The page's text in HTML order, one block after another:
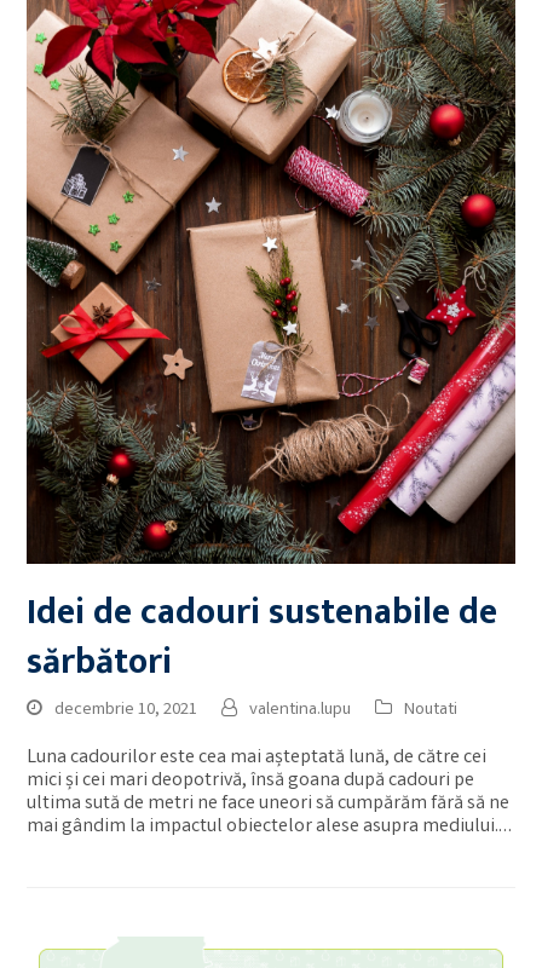
Idei de cadouri sustenabile de
sărbători
decembrie 10, 2021 valentina.lupu Noutati
Luna cadourilor este cea mai așteptată lună, de către cei
mici și cei mari deopotrivă, însă goana după cadouri pe
ultima sută de metri ne face uneori să cumpărăm fără să ne
mai gândim la impactul obiectelor alese asupra mediului.…